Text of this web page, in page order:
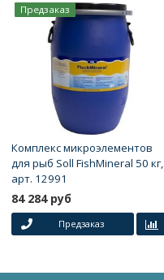
Предзаказ
Комплекс микроэлементов
для рыб Soll FishMineral 50 кг,
арт. 12991
84 284 руб
Предзаказ